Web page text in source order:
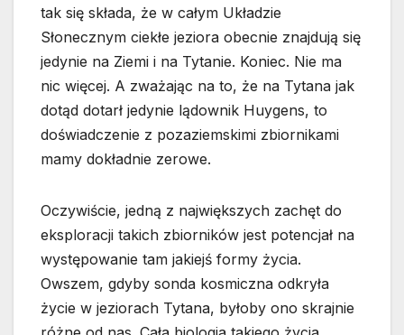
tak się składa, że w całym Układzie
Słonecznym ciekłe jeziora obecnie znajdują się
jedynie na Ziemi i na Tytanie. Koniec. Nie ma
nic więcej. A zważając na to, że na Tytana jak
dotąd dotarł jedynie lądownik Huygens, to
doświadczenie z pozaziemskimi zbiornikami
mamy dokładnie zerowe.
Oczywiście, jedną z największych zachęt do
eksploracji takich zbiorników jest potencjał na
występowanie tam jakiejś formy życia.
Owszem, gdyby sonda kosmiczna odkryła
życie w jeziorach Tytana, byłoby ono skrajnie